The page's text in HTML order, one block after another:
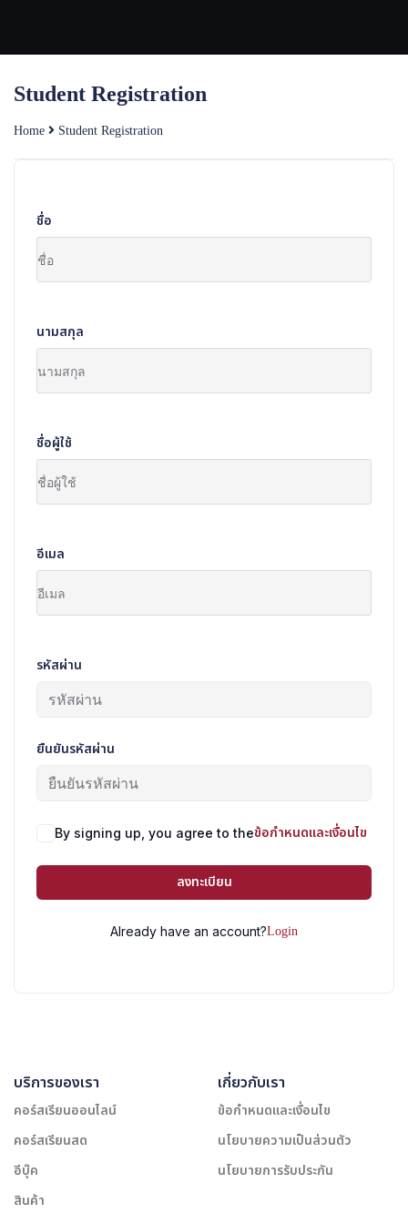
Student Registration
Home Student Registration
ชื่อ
นามสกุล
ชื่อผู้ใช้
อีเมล
รหัสผ่าน
ยืนยันรหัสผ่าน
By signing up, you agree to theข้อกำหนดและเงื่อนไข
ลงทะเบียน
Already have an account?Login
บริการของเรา
คอร์สเรียนออนไลน์
คอร์สเรียนสด
อีบุ๊ค
สินค้า
เกี่ยวกับเรา
ข้อกำหนดและเงื่อนไข
นโยบายความเป็นส่วนตัว
นโยบายการรับประกัน